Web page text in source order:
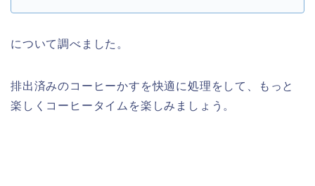
について調べました。
排出済みのコーヒーかすを快適に処理をして、もっと
楽しくコーヒータイムを楽しみましょう。